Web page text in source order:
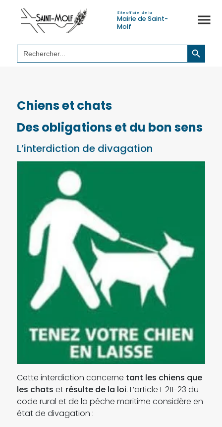
Site officiel de la
Mairie de Saint-
Molf
Search
for:
Search Button
Chiens et chats
Des obligations et du bon sens
L’interdiction de divagation
Cette interdiction concerne tant les chiens que
les chats et résulte de la loi. L’article L 211-23 du
code rural et de la pêche maritime considère en
état de divagation :